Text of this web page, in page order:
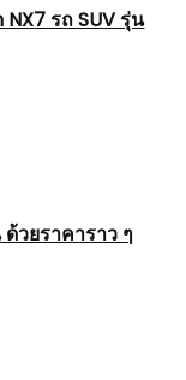
รถ SUV รุ่น
วยราคาราว ๆ